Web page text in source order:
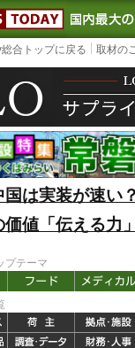
合トップに戻る 取材の
国は実装が速い
価値「伝える力
プテーマ